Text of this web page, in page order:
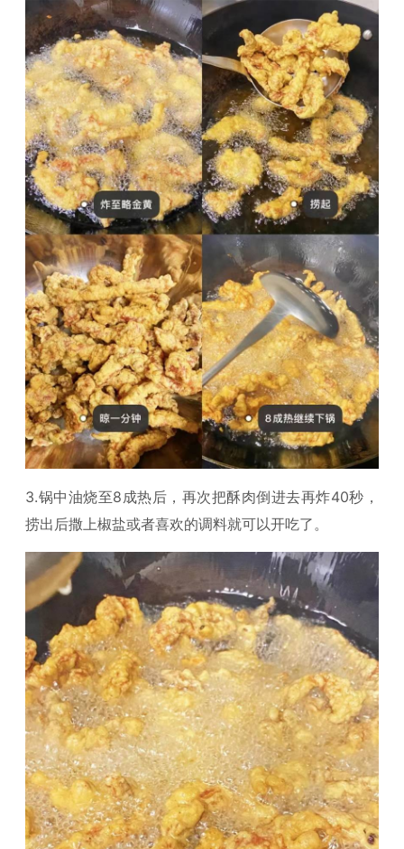
3.锅中油烧至8成热后，再次把酥肉倒进去再炸40秒，
捞出后撒上椒盐或者喜欢的调料就可以开吃了。